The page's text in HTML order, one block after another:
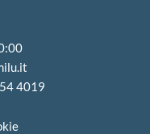
4019‬